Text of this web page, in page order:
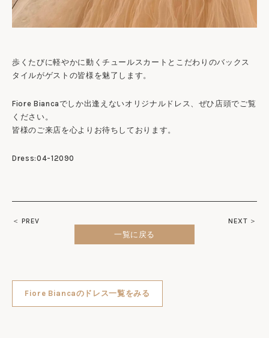
歩くたびに軽やかに動くチュールスカートとこだわりのバックス
タイルがゲストの皆様を魅了します。
Fiore Biancaでしか出逢えないオリジナルドレス、ぜひ店頭でご覧
ください。
皆様のご来店を心よりお待ちしております。
Dress:04-12090
＜ PREV NEXT ＞
一覧に戻る
Fiore Biancaのドレス一覧をみる